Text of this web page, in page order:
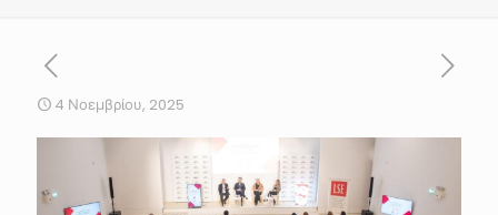
4 Νοεμβρίου, 2025